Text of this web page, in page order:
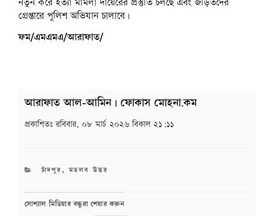
গ্রেপ্তারে পুলিশ অভিযান চালাবে।
ফম/এমএমএ/আরাফাত/
আরাফাত আল-আমিন | ফোকাস মোহনা.কম
প্রকাশিতঃরবিবার, ০৮ মার্চ ২০২৬ বিকাল ২১:১১
CATEGORIES
চাঁদপুর ,মতলব উত্তর
সোশ্যাল মিডিয়ার বন্ধুরা শেয়ার করুন